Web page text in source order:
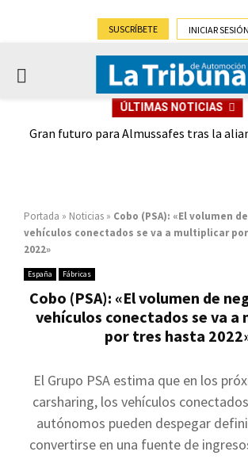
SUSCRÍBETE INICIAR SESIÓN
PRIMARY
ÚLTIMAS NOTICIAS
Gran futuro para Almussafes tras la
Portada » Noticias » Cobo (PSA): «El volumen
vehículos conectados se va a multiplicar
2022»
España Fábricas
Cobo (PSA): «El volumen de
vehículos conectados se va
por tres hasta
El Grupo PSA estima que en los
carsharing, los vehículos
autónomos pueden despegar
convertirse en una fuente de